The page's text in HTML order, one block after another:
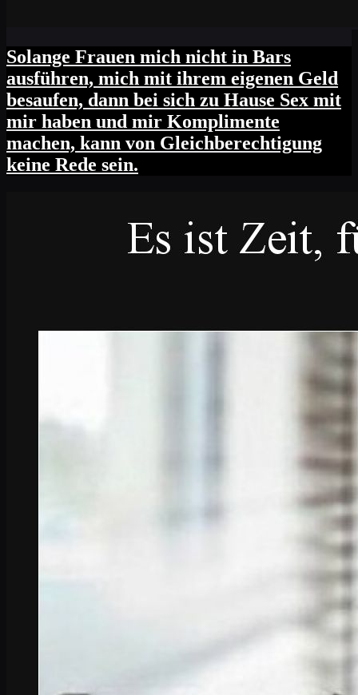
Solange Frauen mich nicht in Bars
ausführen, mich mit ihrem eigenen Geld
besaufen, dann bei sich zu Hause Sex mit
mir haben und mir Komplimente
machen, kann von Gleichberechtigung
keine Rede sein.